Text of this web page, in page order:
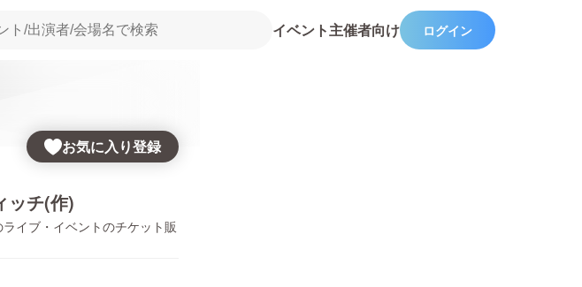
イベント主催者向け ログイン
お気に入り登録
ッチ(作)
ライブ・イベントのチケット販